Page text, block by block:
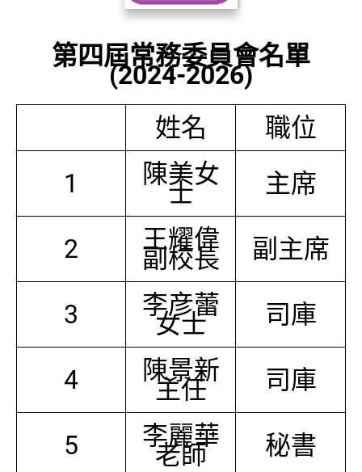
第四屆常務委員會名單
(2024-2026)
姓名
職位
1
陳美女
士 主席
2 王耀偉
副校長 副主席
3 李彦蕾
女士 司庫
4 陳景新
主任 司庫
5 李麗華
老師 秘書